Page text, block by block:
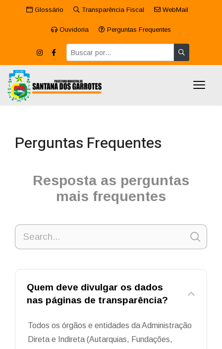
Glossário Transparência Fiscal WebMail
Ouvidoria Perguntas Frequentes
Perguntas Frequentes
Resposta as perguntas
mais frequentes
Quem deve divulgar os dados
nas páginas de transparência?
Todos os órgãos e entidades da Administração
Direta e Indireta (Autarquias, Fundações,